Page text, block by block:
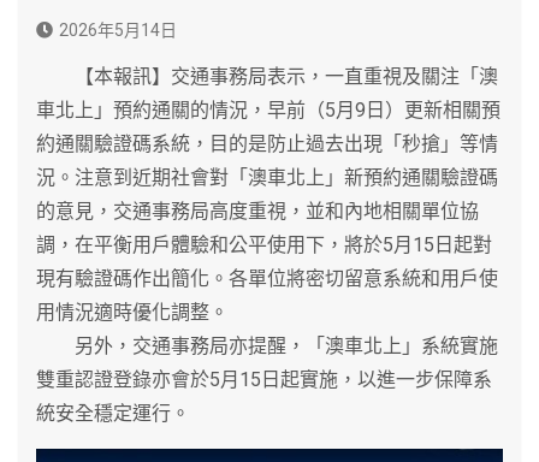
2026年5月14日
【本報訊】交通事務局表示，一直重視及關注「澳
車北上」預約通關的情況，早前（5月9日）更新相關預
約通關驗證碼系統，目的是防止過去出現「秒搶」等情
況。注意到近期社會對「澳車北上」新預約通關驗證碼
的意見，交通事務局高度重視，並和內地相關單位協
調，在平衡用戶體驗和公平使用下，將於5月15日起對
現有驗證碼作出簡化。各單位將密切留意系統和用戶使
用情況適時優化調整。
另外，交通事務局亦提醒，「澳車北上」系統實施
雙重認證登錄亦會於5月15日起實施，以進一步保障系
統安全穩定運行。